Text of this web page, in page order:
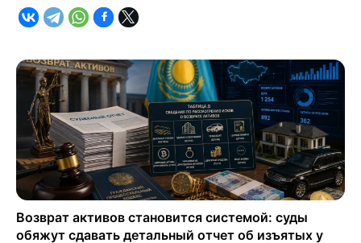
Возврат активов становится системой: суды
обяжут сдавать детальный отчет об изъятых у